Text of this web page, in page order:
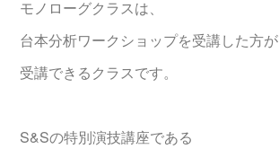
モノローグクラスは、
台本分析ワークショップを受講した方が
受講できるクラスです。
S&Sの特別演技講座である